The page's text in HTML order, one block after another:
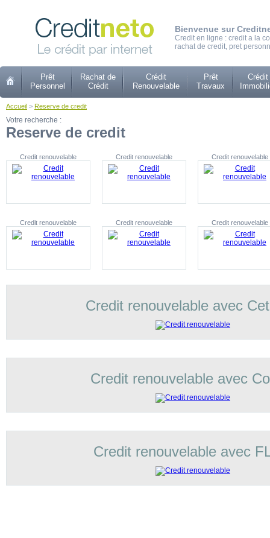
Bienvenue sur
Credit en ligne : credit a la
rachat de credit, pret
Prêt
Personnel
Rachat de
Crédit
Crédit
Renouvelable
Prêt
Travaux
Crédit
Accueil > Reserve de credit
Votre recherche :
Reserve de credit
Credit renouvelable Credit renouvelable Credit renouvelable
Credit renouvelable Credit renouvelable Credit renouvelable
Credit renouvelable avec
Credit renouvelable avec
Credit renouvelable avec